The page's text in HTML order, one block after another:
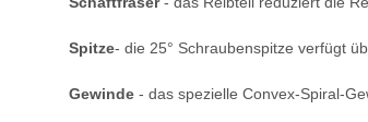
Spitze- die 25° Schraubenspitze verfügt
Gewinde - das spezielle Convex-Spiral-